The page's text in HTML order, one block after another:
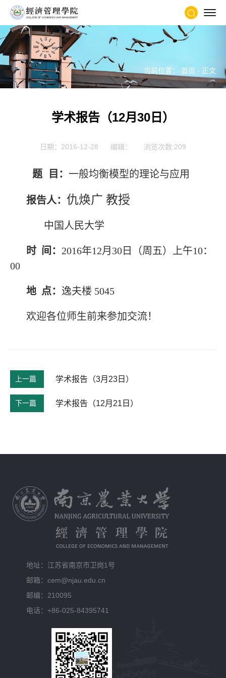
当前位置： 首页 - 正文
学术报告（12月30日）
日期：2016-12-28 编辑： 浏览次数:209
题 目： 一般均衡模型的理论与应用
报告人： 仇焕广 教授
中国人民大学
时 间： 2016年12月30日（周五）上午10：
00
地 点： 逸夫楼 5045
欢迎各位师生前来参加交流！
上一篇 学术报告（3月23日）
下一篇 学术报告（12月21日）
地址：江苏省南京市卫岗1号
邮箱：cem@njau.edu.cn
邮编：210095
电话：+86-025-84395741